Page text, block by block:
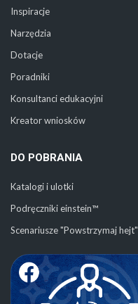
Inspiracje
Narzędzia
Dotacje
Poradniki
Konsultanci edukacyjni
Kreator wniosków
DO POBRANIA
Katalogi i ulotki
Podręczniki einstein™
Scenariusze "Powstrzymaj hejt"